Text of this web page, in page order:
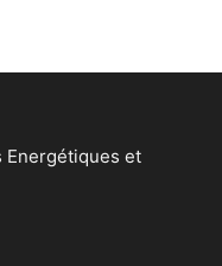
Energétiques et